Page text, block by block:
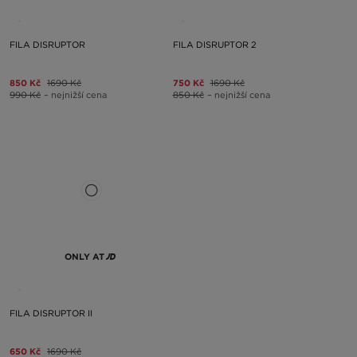
FILA DISRUPTOR
850 Kč 1690 Kč
990 Kč – nejnižší cena
FILA DISRUPTOR 2
750 Kč 1690 Kč
850 Kč – nejnižší cena
ONLY AT
FILA DISRUPTOR II
650 Kč 1690 Kč